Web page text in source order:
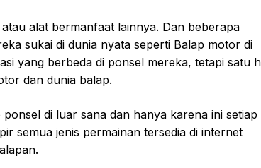
alat bermanfaat lainnya. Dan beberapa
sukai di dunia nyata seperti Balap motor di
yang berbeda di ponsel mereka, tetapi satu
dan dunia balap.
di luar sana dan hanya karena ini setiap
semua jenis permainan tersedia di internet